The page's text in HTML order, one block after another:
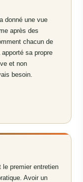
donné une vue
après des
chacun de
sa propre
et non
besoin.
le premier entretien
Avoir un